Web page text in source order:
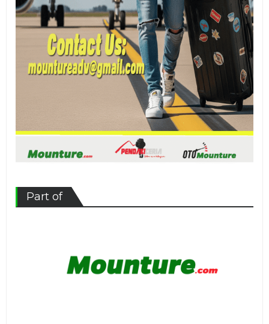
Part of